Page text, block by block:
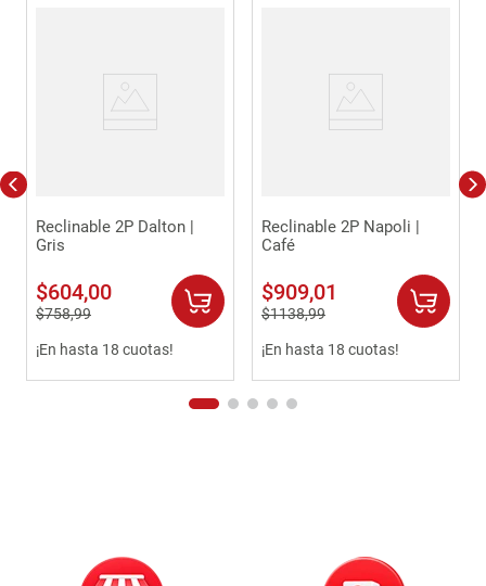
Reclinable 2P Dalton |
Gris
$604,00
$758,99
¡En hasta 18 cuotas!
Reclinable 2P Napoli |
Café
$909,01
$1138,99
¡En hasta 18 cuotas!